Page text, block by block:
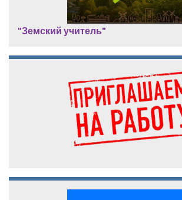
"Земский учитель"